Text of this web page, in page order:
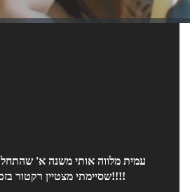
שסיימתי מצטיין רקטור בזכותו. המורה הכי מלך בעולם!!!!